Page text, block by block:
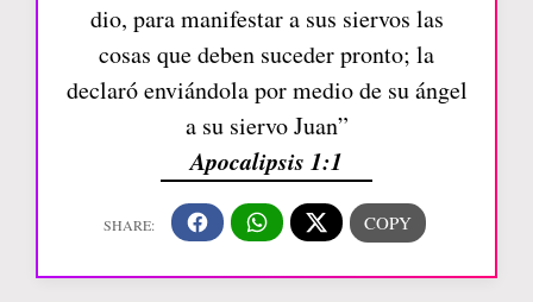
dio, para manifestar a sus siervos las
cosas que deben suceder pronto; la
declaró enviándola por medio de su ángel
a su siervo Juan”
Apocalipsis 1:1